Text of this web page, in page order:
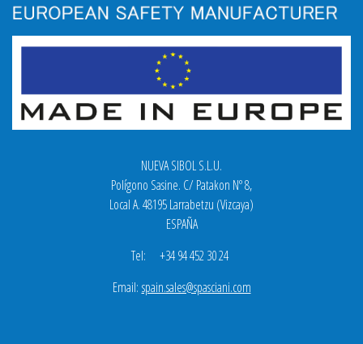
NUEVA SIBOL S.L.U.
Polígono Sasine. C/ Patakon Nº 8,
Local A. 48195 Larrabetzu (Vizcaya)
ESPAÑA
Tel: +34 94 452 30 24
Email: spain.sales@spasciani.com